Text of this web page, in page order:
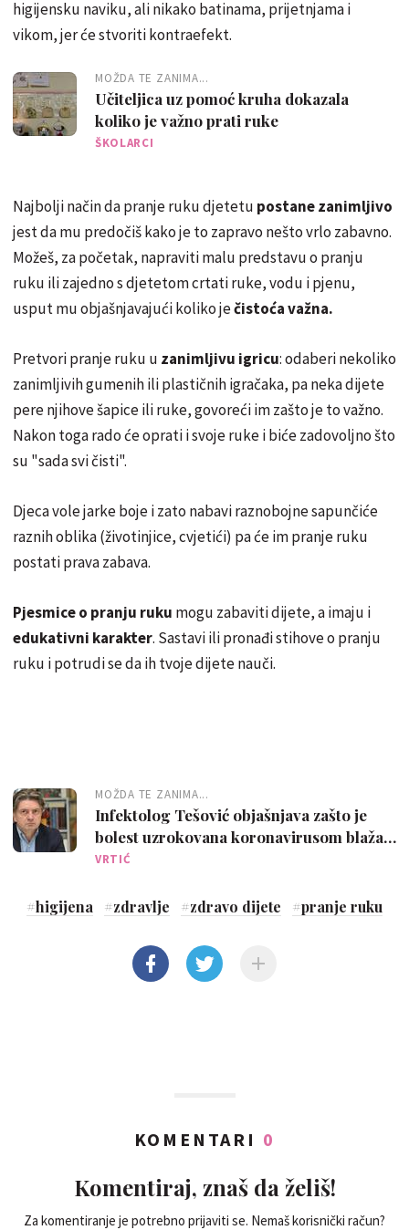
higijensku naviku, ali nikako batinama, prijetnjama i
vikom, jer će stvoriti kontraefekt.
MOŽDA TE ZANIMA...
Učiteljica uz pomoć kruha dokazala
koliko je važno prati ruke
ŠKOLARCI
Najbolji način da pranje ruku djetetu postane zanimljivo
jest da mu predočiš kako je to zapravo nešto vrlo zabavno.
Možeš, za početak, napraviti malu predstavu o pranju
ruku ili zajedno s djetetom crtati ruke, vodu i pjenu,
usput mu objašnjavajući koliko ječistoća važna.
Pretvori pranje ruku u zanimljivu igricu: odaberi nekoliko
zanimljivih gumenih ili plastičnih igračaka, pa neka dijete
pere njihove šapice ili ruke, govoreći im zašto je to važno.
Nakon toga rado će oprati i svoje ruke i biće zadovoljno što
su "sada svi čisti".
Djeca vole jarke boje i zato nabavi raznobojne sapunčiće
raznih oblika (životinjice, cvjetići) pa će im pranje ruku
postati prava zabava.
Pjesmice o pranju ruku mogu zabaviti dijete, a imaju i
edukativni karakter. Sastavi ili pronađi stihove o pranju
ruku i potrudi se da ih tvoje dijete nauči.
MOŽDA TE ZANIMA...
Infektolog Tešović objašnjava zašto je
bolest uzrokovana koronavirusom blaža
kod djece
VRTIĆ
#higijena #zdravlje #zdravo dijete #pranje ruku
KOMENTARI 0
Komentiraj, znaš da želiš!
Za komentiranje je potrebno prijaviti se. Nemaš korisnički račun?